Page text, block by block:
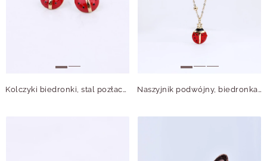
Kolczyki biedronki, stal pozłacana S212729Z00 Naszyjnik podwójny, biedronka, czarne kryształki, stal pozłacana S312731Z00